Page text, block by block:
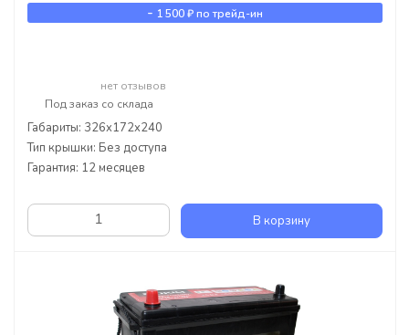
- 1 500 ₽по трейд-ин
нет отзывов
Под заказ со склада
Габариты: 326x172x240
Тип крышки: Без доступа
Гарантия: 12 месяцев
В корзину